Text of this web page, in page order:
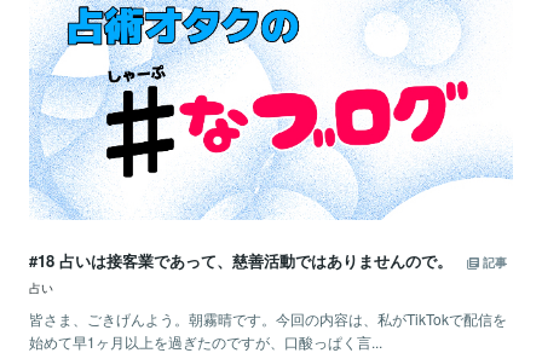
#18 占いは接客業であって、慈善活動ではありませんので。
記事
占い
皆さま、ごきげんよう。朝霧晴です。今回の内容は、私がTikTokで配信を
始めて早1ヶ月以上を過ぎたのですが、口酸っぱく言...